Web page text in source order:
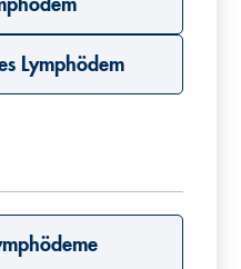
Lymphödem